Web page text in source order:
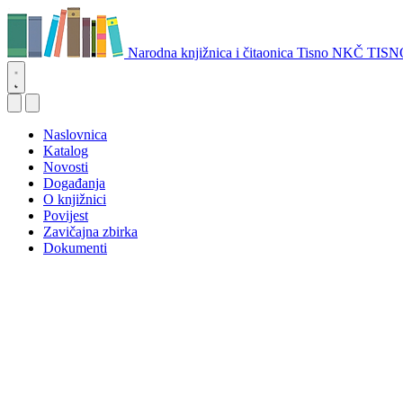
Narodna knjižnica i čitaonica Tisno NKČ
Naslovnica
Katalog
Novosti
Događanja
O knjižnici
Povijest
Zavičajna zbirka
Dokumenti